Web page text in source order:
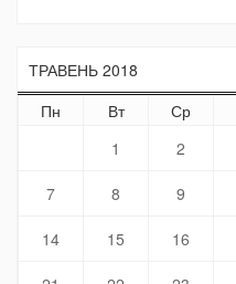
ТРАВЕНЬ 2018
Пн
Вт Ср
1
2
7 8 9
14 15 16